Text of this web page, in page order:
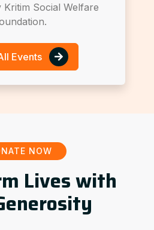
Kritim Social Welfare
Events
NOW
Lives with